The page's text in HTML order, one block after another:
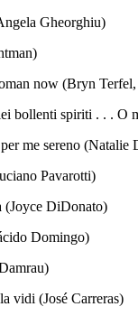
Gheorghiu)
now (Bryn
bollenti spiriti . . . O
me sereno (Natalie
Pavarotti)
(Joyce DiDonato)
Domingo)
vidi (José Carreras)